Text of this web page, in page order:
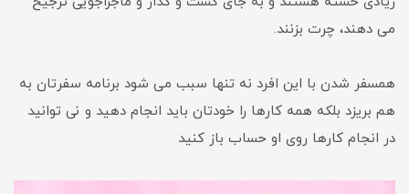
می دهند، چرت بزنند.
همسفر شدن با این افرد نه تنها سبب می شود برنامه سفرتان به
هم بریزد بلکه همه کارها را خودتان باید انجام دهید و نی توانید
در انجام کارها روی او حساب باز کنید